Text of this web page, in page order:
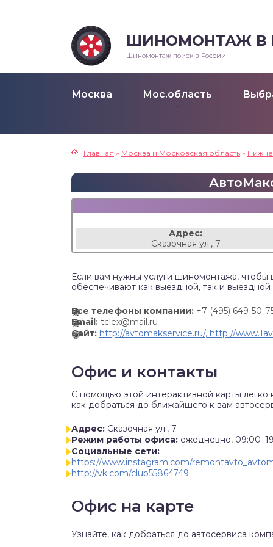
ШИНОМОНТАЖ В
Шиномонтаж поиск в России
Москва Мос.область
Главная » Москва и Московская область »
Адрес:
Сказочная ул., 7
Если вам нужны услуги шиномонтажа,
обеспечивают как выездной, так и
Все телефоны компании: +7 (495) 649-50-
Email: tclex@mail.ru
Сайт: http://avtomakservice.ru/, http://
Офис и контакты
C помощью этой интерактивной карты
как добраться до ближайшего к вам
Адрес: Сказочная ул., 7
Режим работы офиса: ежедневно,
Социальные сети:
https://www.instagram.com/
http://vk.com/club55864749
Офис на карте
Узнайте, как добраться до автосервиса